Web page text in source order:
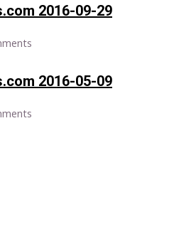
2016-09-29
2016-05-09